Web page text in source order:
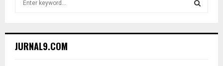
h
JURNAL9.COM